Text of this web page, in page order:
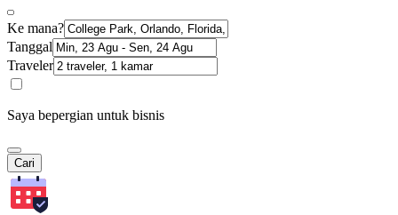
Ke mana?
Tanggal
Traveler
Saya bepergian untuk bisnis
Cari